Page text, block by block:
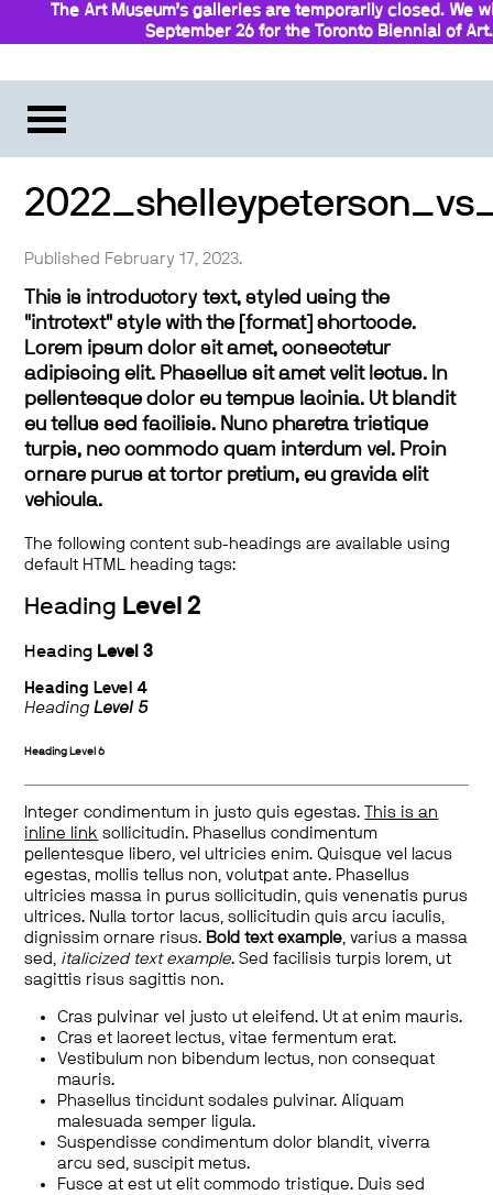
The Art Museum’s galleries are temporarily closed. We
September 26 for the Toronto Biennial of Art.
Published February 17, 2023.
This is introductory text, styled using the
"introtext" style with the [format] shortcode.
Lorem ipsum dolor sit amet, consectetur
adipiscing elit. Phasellus sit amet velit lectus. In
pellentesque dolor eu tempus lacinia. Ut blandit
eu tellus sed facilisis. Nunc pharetra tristique
turpis, nec commodo quam interdum vel. Proin
ornare purus at tortor pretium, eu gravida elit
vehicula.
The following content sub-headings are available using
default HTML heading tags:
Heading Level 2
Heading Level 3
Heading Level 4
HeadingLevel 5
Heading Level 6
Integer condimentum in justo quis egestas.
This is an
inline link sollicitudin. Phasellus condimentum
pellentesque libero, vel ultricies enim. Quisque vel lacus
egestas, mollis tellus non, volutpat ante. Phasellus
ultricies massa in purus sollicitudin, quis venenatis purus
ultrices. Nulla tortor lacus, sollicitudin quis arcu iaculis,
dignissim ornare risus. Bold text example, varius a massa
sed, italicized text example. Sed facilisis turpis lorem, ut
sagittis risus sagittis non.
Cras pulvinar vel justo ut eleifend. Ut at enim mauris.
Cras et laoreet lectus, vitae fermentum erat.
Vestibulum non bibendum lectus, non consequat
mauris.
Phasellus tincidunt sodales pulvinar. Aliquam
malesuada semper ligula.
Suspendisse condimentum dolor blandit, viverra
arcu sed, suscipit metus.
Fusce at est ut elit commodo tristique. Duis sed